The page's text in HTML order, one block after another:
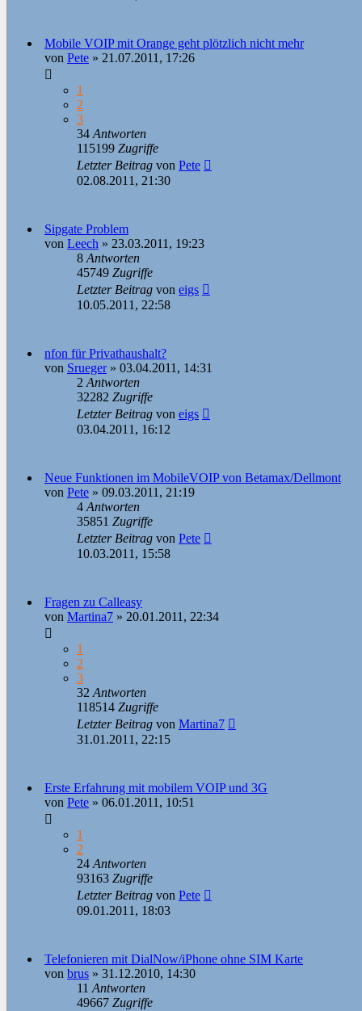
Mobile VOIP mit Orange geht plötzlich nicht mehr
von Pete » 21.07.2011, 17:26
1
2
3
34Antworten
115199 Zugriffe
Letzter Beitrag von Pete
02.08.2011, 21:30
Sipgate Problem
von Leech » 23.03.2011, 19:23
8Antworten
45749 Zugriffe
Letzter Beitrag von eigs
10.05.2011, 22:58
nfon für Privathaushalt?
von Srueger» 03.04.2011, 14:31
2Antworten
32282 Zugriffe
Letzter Beitrag von eigs
03.04.2011, 16:12
Neue Funktionen im MobileVOIP von Betamax/Dellmont
von Pete » 09.03.2011, 21:19
4Antworten
35851 Zugriffe
Letzter Beitrag von Pete
10.03.2011, 15:58
Fragen zu Calleasy
von Martina7 » 20.01.2011, 22:34
1
2
3
32Antworten
118514 Zugriffe
Letzter Beitrag von Martina7
31.01.2011, 22:15
Erste Erfahrung mit mobilem VOIP und 3G
von Pete » 06.01.2011, 10:51
1
2
24Antworten
93163 Zugriffe
Letzter Beitrag von Pete
09.01.2011, 18:03
Telefonieren mit DialNow/iPhone ohne SIM Karte
von brus » 31.12.2010, 14:30
11Antworten
49667 Zugriffe